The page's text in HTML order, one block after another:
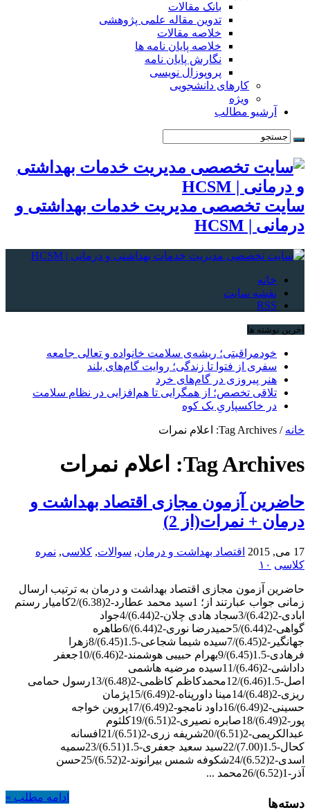
بانک مقالات
تدوین مقاله علمی پژوهشی
خلاصه مقالات
خلاصه پایان نامه ها
نگارش پایان نامه
پروپوزال نویسی
کارهای دانشجویی
ویژه
آرشیو مطالب
سایت تخصصی مدیریت خدمات بهداشتی و
درمانی | HCSM
خانه
نقشه سایت
RSS
آخرین نوشته ها
خودمراقبتی؛ ریشه‌ی سلامت خانواده و تعالی جامعه
سفری از فتوا تا زندگی؛ روایت گام‌های بلند
هنر پیروزی در گام‌های خرد
تلاقی تخصص؛ از همگرایی تا هم‌افزایی در نظام سلامت
در خاکسپاریِ یک کوه
خانه / Tag Archives: اعلام نمرات
Tag Archives: اعلام نمرات
حاضرین آزمون مجازی اقتصاد بهداشت و
درمان + نمرات(از 2)
17 می, 2015 اقتصاد بهداشت و درمان, سوالات, کلاسی, نمره
کلاسی ۱۰
حاضرین آزمون مجازی اقتصاد بهداشت و درمان به ترتیب ارسال
زمانی جواب عبارتند از؛ 1سید محمد عطارد-2(6.38)/2کامیار رستم
ابادی-2(6.42)/3سجاد هادی چلان-2(6.44)/4جواد
گواهی-2(6.44)/5حمیدرضا نوری-2(6.44)/6طاهره
جهانگیر-2(6.45)/7سیده شیما شجاعی-1.5(6.45)/8زهرا
فرهادی-1.5(6.45)/9بهرام حبیبی هوشمند-2(6.46)/10جعفر
داداشی-2(6.46)/11سیده مرضیه هاشمی
اصل-1.5(6.46)/12محمدکاظم کاظمی-2(6.48)/13رسول حمامی
ریزی-2(6.48)/14مینا داورپناه-2(6.49)/15پژمان
حسینی-2(6.49)/16داود نامجو-2(6.49)/17پروین خواجه
پور-2(6.49)/18صابره نصیری-2(6.51)/19کلثوم
عبدالکریمی-2(6.51)/20شریفه زری-2(6.51)/21افسانه
کحال-1.5(7.00)/22سید سعید جعفری-1.5(6.51)/23سمیه
اسدی-2(6.52)/24شکوفه شمس بیرانوند-2(6.52)/25حسن
آذر-1(6.52)/26محمد ...
ادامه مطلب » دسته‌ها